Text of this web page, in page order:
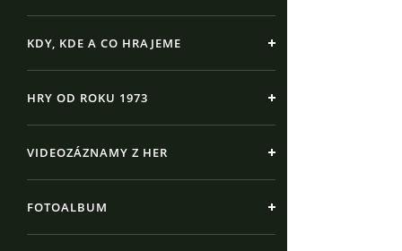
KDY, KDE A CO HRAJEME
HRY OD ROKU 1973
VIDEOZÁZNAMY Z HER
FOTOALBUM